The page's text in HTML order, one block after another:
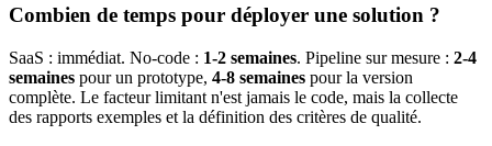
Combien de temps pour déployer une solution ?
SaaS : immédiat. No-code : 1-2 semaines. Pipeline sur mesure : 2-4
semaines pour un prototype, 4-8 semaines pour la version
complète. Le facteur limitant n'est jamais le code, mais la collecte
des rapports exemples et la définition des critères de qualité.